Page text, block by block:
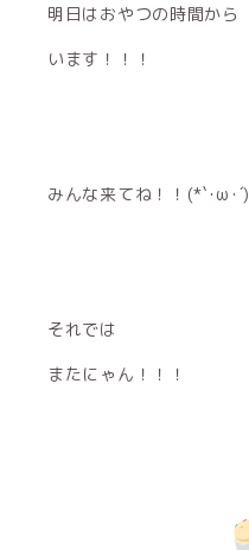
明日はおやつの時間から
います！！！
みんな来てね！！(*`･ω･´)
それでは
またにゃん！！！